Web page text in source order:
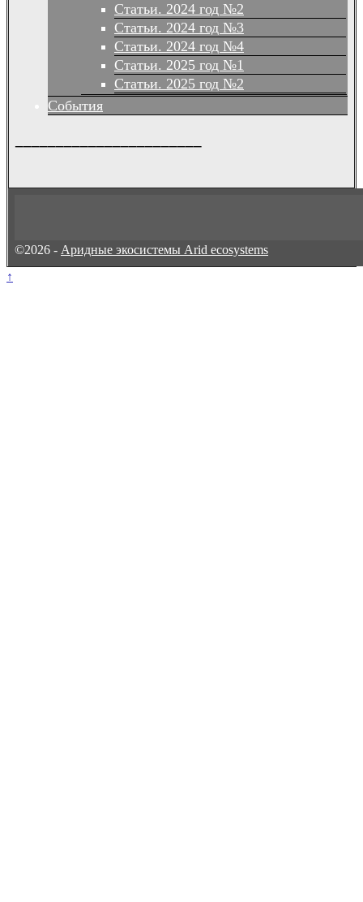
Статьи. 2024 год №2
Статьи. 2024 год №3
Статьи. 2024 год №4
Статьи. 2025 год №1
Статьи. 2025 год №2
События
©2026 - Аридные экосистемы Arid ecosystems
↑